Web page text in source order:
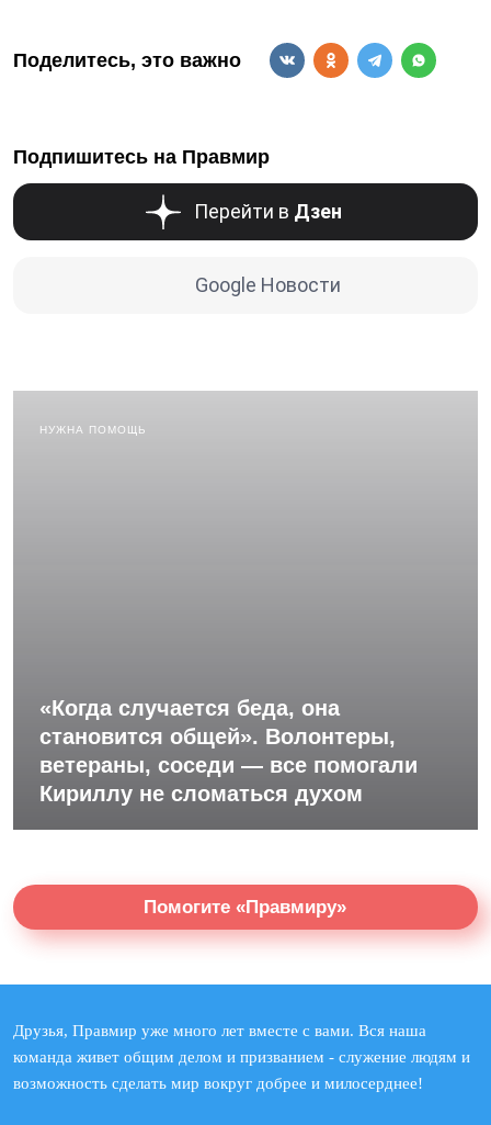
Поделитесь, это важно
Подпишитесь на Правмир
Перейти в Дзен
Google Новости
НУЖНА ПОМОЩЬ
«Когда случается беда, она
становится общей». Волонтеры,
ветераны, соседи — все помогали
Кириллу не сломаться духом
Помогите «Правмиру»
Друзья, Правмир уже много лет вместе с вами. Вся наша
команда живет общим делом и призванием - служение людям и
возможность сделать мир вокруг добрее и милосерднее!